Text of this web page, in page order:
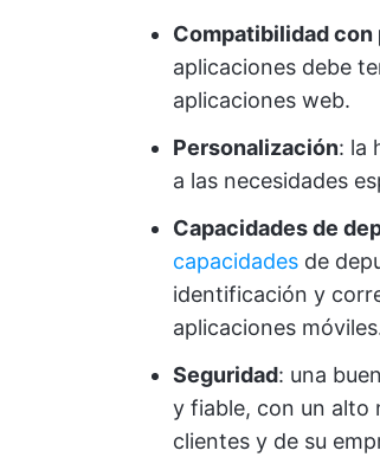
Compatibilidad con
aplicaciones debe
aplicaciones web.
Personalización: la
a las necesidades
Capacidades de
capacidades de
identificación y
aplicaciones
Seguridad: una
y fiable, con un alto
clientes y de su